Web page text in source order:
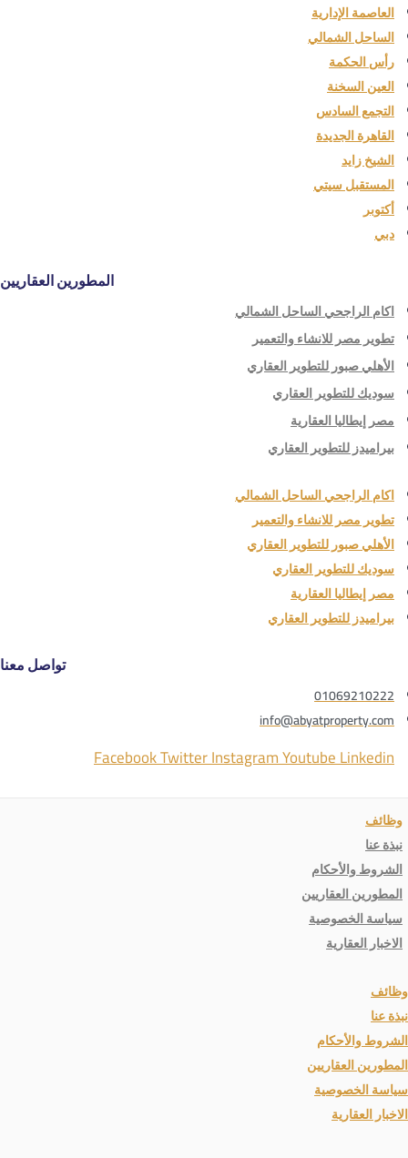
العاصمة الإدارية
الساحل الشمالي
رأس الحكمة
العين السخنة
التجمع السادس
القاهرة الجديدة
الشيخ زايد
المستقبل سيتي
أكتوبر
دبي
المطورين العقاريين
اكام الراجحي الساحل الشمالي
تطوير مصر للانشاء والتعمير
الأهلي صبور للتطوير العقاري
سوديك للتطوير العقاري
مصر إيطاليا العقارية
بيراميدز للتطوير العقاري
اكام الراجحي الساحل الشمالي
تطوير مصر للانشاء والتعمير
الأهلي صبور للتطوير العقاري
سوديك للتطوير العقاري
مصر إيطاليا العقارية
بيراميدز للتطوير العقاري
تواصل معنا
01069210222
info@abyatproperty.com
FacebookTwitterInstagramYoutubeLinkedin
وظائف
نبذة عنا
الشروط والأحكام
المطورين العقاريين
سياسة الخصوصية
الاخبار العقارية
وظائف
نبذة عنا
الشروط والأحكام
المطورين العقاريين
سياسة الخصوصية
الاخبار العقارية